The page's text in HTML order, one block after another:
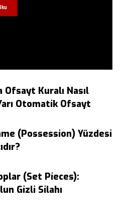
Ofsayt Kuralı Nasıl
Otomatik Ofsayt
(Possession) Yüzdesi
(Set Pieces):
Gizli Silahı